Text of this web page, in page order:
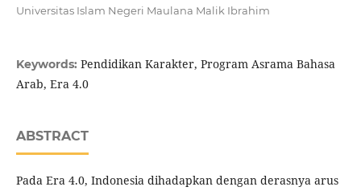
Universitas Islam Negeri Maulana Malik Ibrahim
Keywords: Pendidikan Karakter, Program Asrama Bahasa
Arab, Era 4.0
ABSTRACT
Pada Era 4.0, Indonesia dihadapkan dengan derasnya arus